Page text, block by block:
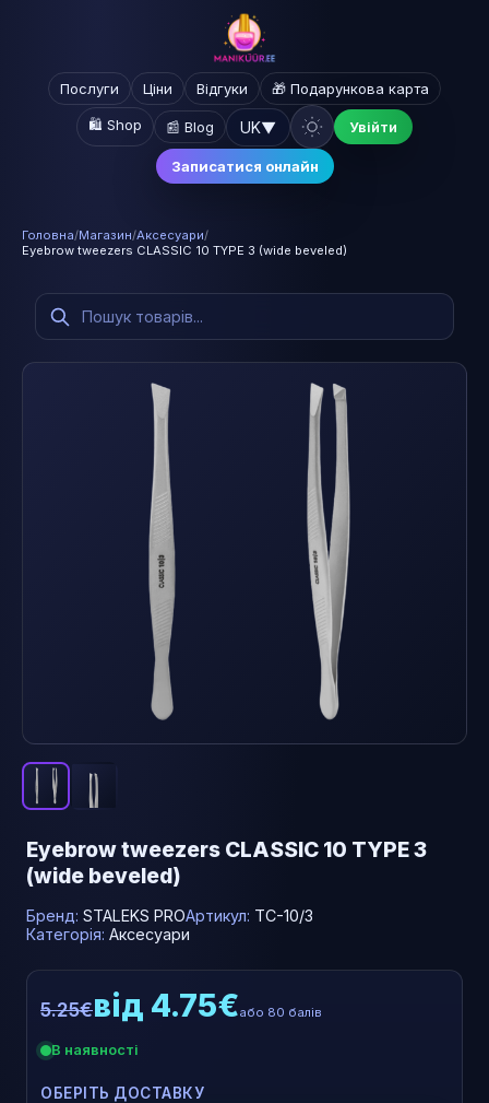
Послуги Ціни Відгуки 🎁 Подарункова карта
🛍️ Shop 📰 Blog UK▼ Увійти
Записатися онлайн
Головна/Магазин/Аксесуари/
Eyebrow tweezers CLASSIC 10 TYPE 3 (wide beveled)
Eyebrow tweezers CLASSIC 10 TYPE 3
(wide beveled)
Бренд: STALEKS PROАртикул: TC-10/3
Категорія: Аксесуари
5.25€від 4.75€або 80 балів
В наявності
ОБЕРІТЬ ДОСТАВКУ